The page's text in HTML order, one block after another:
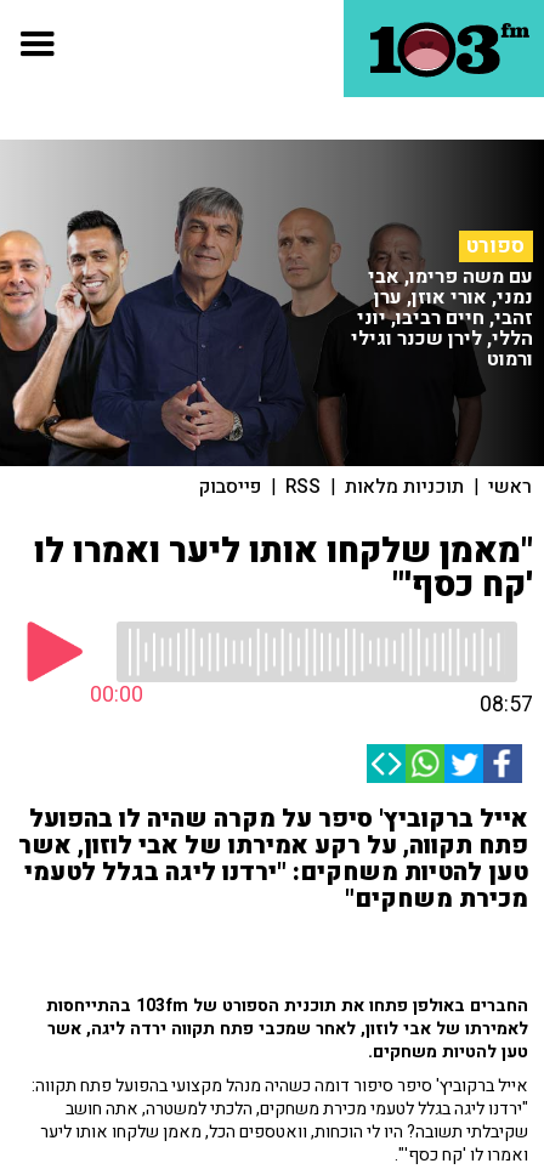
ספורט
עם משה פרימו, אבי
נמני, אורי אוזן, ערן
זהבי, חיים רביבו, יוני
הללי, לירן שכנר וגילי
ורמוט
ראשי | תוכניות מלאות |
RSS
| פייסבוק
"מאמן שלקחו אותו ליער ואמרו לו
'קח כסף'"
00:00 08:57
אייל ברקוביץ' סיפר על מקרה שהיה לו בהפועל
פתח תקווה, על רקע אמירתו של אבי לוזון, אשר
טען להטיות משחקים: "ירדנו ליגה בגלל לטעמי
מכירת משחקים"
החברים באולפן פתחו את תוכנית הספורט של 103fm בהתייחסות
לאמירתו של אבי לוזון, לאחר שמכבי פתח תקווה ירדה ליגה, אשר
טען להטיות משחקים.
אייל ברקוביץ' סיפר סיפור דומה כשהיה מנהל מקצועי בהפועל פתח תקווה:
"ירדנו ליגה בגלל לטעמי מכירת משחקים, הלכתי למשטרה, אתה חושב
שקיבלתי תשובה? היו לי הוכחות, וואטספים הכל, מאמן שלקחו אותו ליער
ואמרו לו 'קח כסף'".